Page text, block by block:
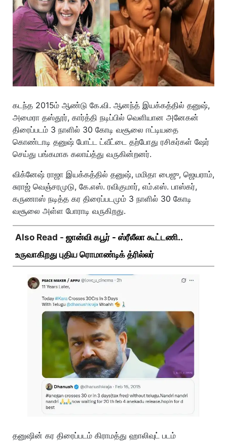
கடந்த 2015ம் ஆண்டு கே.வி. ஆனந்த் இயக்கத்தில் தனுஷ்,
அமைரா தஸ்தூர், கார்த்தி நடிப்பில் வெளியான அனேகன்
திரைப்படம் 3 நாளில் 30 கோடி வசூலை ஈட்டியதை
கொண்டாடி தனுஷ் போட்ட ட்வீட்டை தற்போது ரசிகர்கள் ஷேர்
செய்து பங்கமாக கலாய்த்து வருகின்றனர்.
விக்னேஷ் ராஜா இயக்கத்தில் தனுஷ், மமிதா பைஜு, ஜெயராம்,
சுராஜ் வெஞ்சரமுடு, கே.எஸ். ரவிகுமார், எம்.எஸ். பாஸ்கர்,
கருணாஸ் நடித்த கர திரைப்படமும் 3 நாளில் 30 கோடி
வசூலை அள்ள போராடி வருகிறது.
Also Read - ஜான்வி கபூர் - ஸ்ரீலீலா கூட்டணி..
உருவாகிறது புதிய ரொமாண்டிக் த்ரில்லர்
தனுஷின் கர திரைப்படம் கிராமத்து ஹாலிவுட் படம்